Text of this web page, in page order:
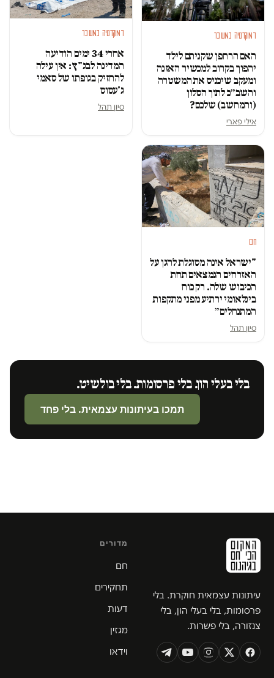
דמוקרטיה במשבר
האם הרחפן שקניתם לילד
יהפוך בקרוב למכשיר האזנה
ומעקב שיכניס את המשטרה
והשב״כ לתוך הסלון
(והמחשב) שלכם?
אילי פארי
דמוקרטיה במשבר
אחרי 34 ימים הודיעה
המדינה לבג"ץ: אין עילה
להחזיק בגופתו של סאמי
ג'עסוס
סיון תהל
חם
"ישראל אינה מסוגלת להגן על
האזרחים הנמצאים תחת
הכיבוש שלה. רק כוח
בינלאומי ירתיע מפני מתקפות
המתנחלים״
סיון תהל
בלי בעלי הון. בלי פרסומות. בלי בולשיט.
תמכו בעיתונות עצמאית. בלי פחד
עיתונות עצמאית חוקרת. בלי
פרסומות, בלי בעלי הון, בלי
צנזורה, בלי פשרות.
מדורים
חם
תחקירים
דעות
מגזין
וידאו